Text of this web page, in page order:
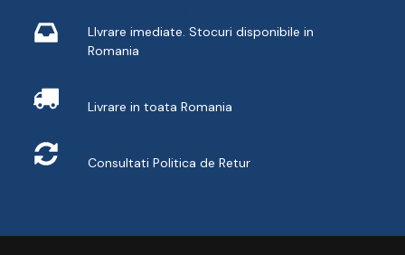
LIvrare imediate. Stocuri disponibile in
Romania
Livrare in toata Romania
Consultati Politica de Retur